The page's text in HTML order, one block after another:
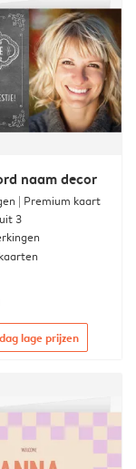
naam decor
| Premium kaart
3
lage prijzen